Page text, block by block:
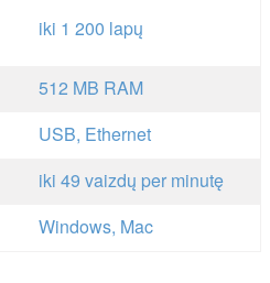
iki 1 200 lapų
512 MB RAM
USB, Ethernet
iki 49 vaizdų per minutę
Windows, Mac